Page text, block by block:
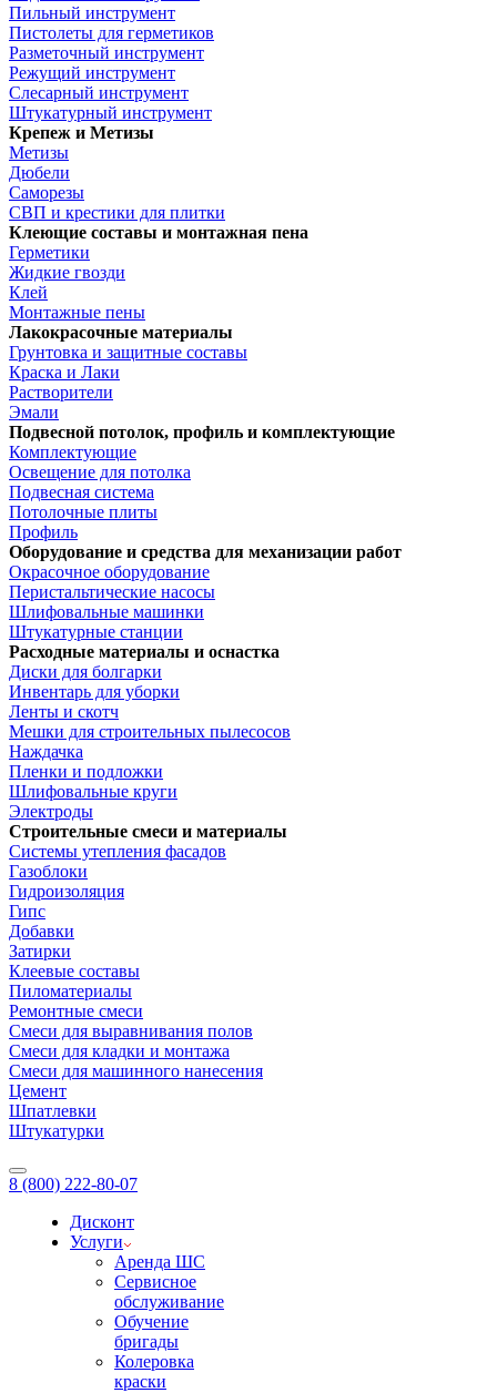
Пильный инструмент
Пистолеты для герметиков
Разметочный инструмент
Режущий инструмент
Слесарный инструмент
Штукатурный инструмент
Крепеж и Метизы
Метизы
Дюбели
Саморезы
СВП и крестики для плитки
Клеющие составы и монтажная пена
Герметики
Жидкие гвозди
Клей
Монтажные пены
Лакокрасочные материалы
Грунтовка и защитные составы
Краска и Лаки
Растворители
Эмали
Подвесной потолок, профиль и комплектующие
Комплектующие
Освещение для потолка
Подвесная система
Потолочные плиты
Профиль
Оборудование и средства для механизации работ
Окрасочное оборудование
Перистальтические насосы
Шлифовальные машинки
Штукатурные станции
Расходные материалы и оснастка
Диски для болгарки
Инвентарь для уборки
Ленты и скотч
Мешки для строительных пылесосов
Наждачка
Пленки и подложки
Шлифовальные круги
Электроды
Строительные смеси и материалы
Системы утепления фасадов
Газоблоки
Гидроизоляция
Гипс
Добавки
Затирки
Клеевые составы
Пиломатериалы
Ремонтные смеси
Смеси для выравнивания полов
Смеси для кладки и монтажа
Смеси для машинного нанесения
Цемент
Шпатлевки
Штукатурки
8 (800) 222-80-07
Дисконт
Услуги
Аренда ШС
Сервисное
обслуживание
Обучение
бригады
Колеровка
краски